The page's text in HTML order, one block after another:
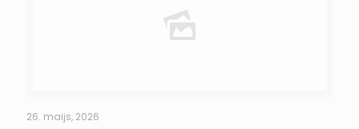
26. maijs, 2026